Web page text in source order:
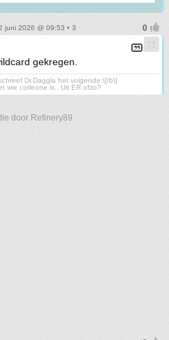
juni 2026 @ 09:53 • 3
gekregen.
Dr.Daggla het volgende:\[/b\]
wie corleone is.. Uit ER ofzo?
door Refinery89